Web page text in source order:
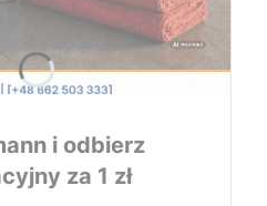
i odbierz
za 1 zł